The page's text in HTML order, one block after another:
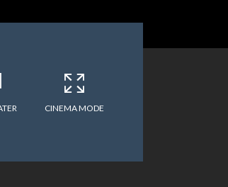
CINEMA MODE